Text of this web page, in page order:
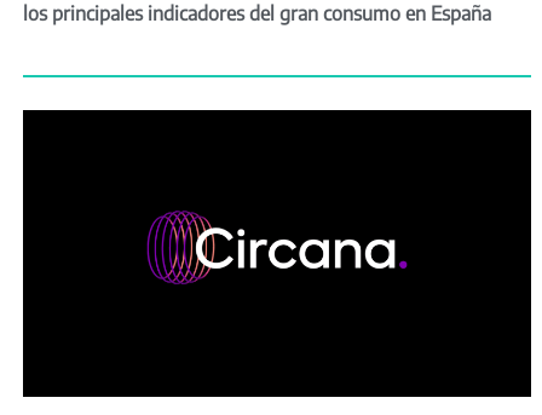
los principales indicadores del gran consumo en España